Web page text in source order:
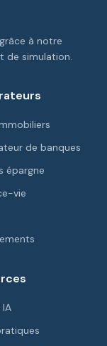
à notre
de simulation.
de banques
épargne
vie